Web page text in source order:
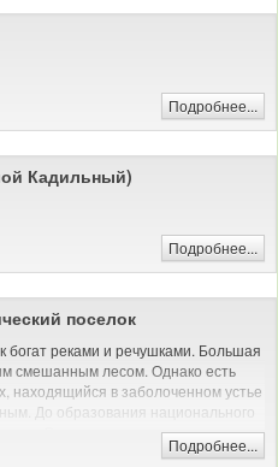
Подробнее...
Кадильный)
Подробнее...
поселок
богат реками и речушками. Большая
смешанным лесом. Однако есть
находящийся в заболоченном устье
До образования национального
уток. Сегодня это довольно
Подробнее...